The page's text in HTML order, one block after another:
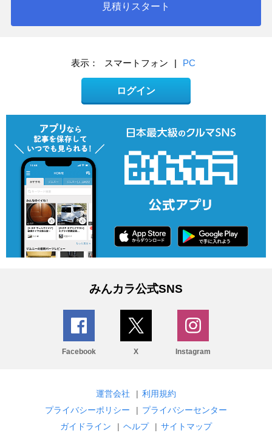
見積りスタート
表示： スマートフォン | PC
ログイン
みんカラ公式SNS
Facebook X Instagram
運営会社 | 利用規約
プライバシーポリシー
| プライバシーセンター
ガイドライン
| ヘルプ | サイトマップ